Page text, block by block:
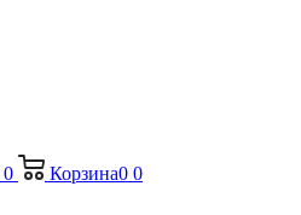
0 Корзина0 0